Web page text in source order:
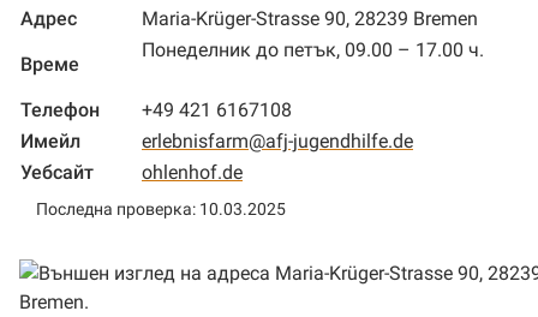
Адрес
Maria-Krüger-Strasse 90, 28239 Bremen
Време
Понеделник до петък, 09.00 – 17.00 ч.
Телефон
+49 421 6167108
Имейл
erlebnisfarm@afj-jugendhilfe.de
Уебсайт
ohlenhof.de
Последна проверка: 10.03.2025